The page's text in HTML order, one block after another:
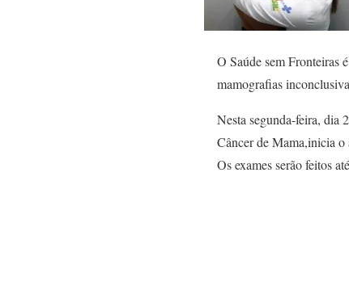
O Saúde sem Fronteiras
mamografias
Nesta segunda-feira, dia
Câncer de Mama,inicia o
Os exames serão feitos